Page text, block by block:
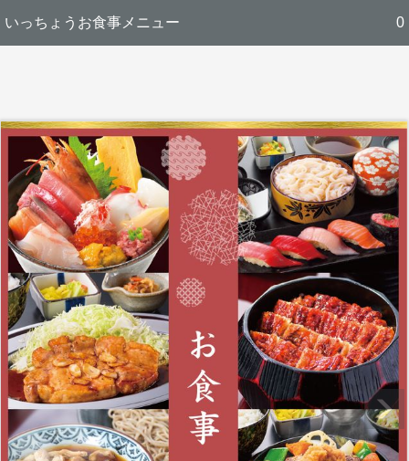
いっちょうお食事メニュー 0